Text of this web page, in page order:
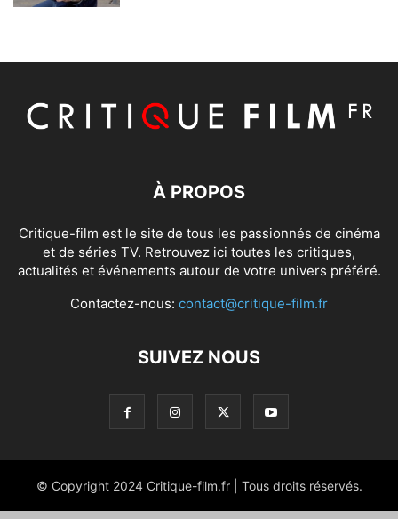
À PROPOS
Critique-film est le site de tous les passionnés de cinéma
et de séries TV. Retrouvez ici toutes les critiques,
actualités et événements autour de votre univers préféré.
Contactez-nous: contact@critique-film.fr
SUIVEZ NOUS
© Copyright 2024 Critique-film.fr | Tous droits réservés.